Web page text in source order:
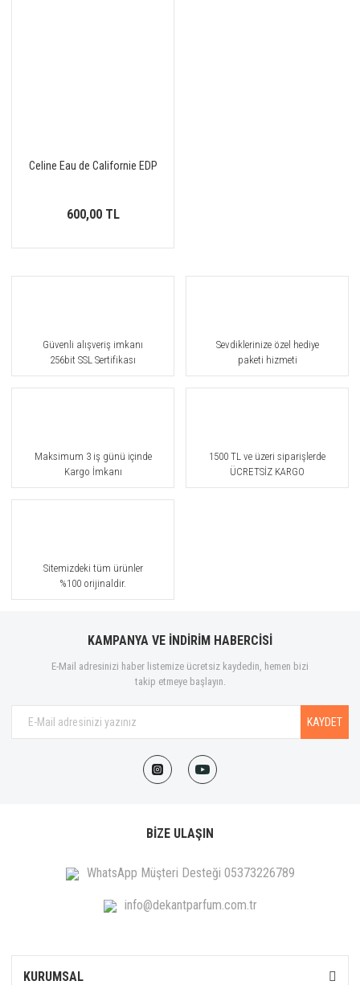
Celine Eau de Californie EDP
600,00 TL
Güvenli alışveriş imkanı
256bit SSL Sertifikası
Sevdiklerinize özel hediye
paketi hizmeti
Maksimum 3 iş günü içinde
Kargo İmkanı
1500 TL ve üzeri siparişlerde
ÜCRETSİZ KARGO
Sitemizdeki tüm ürünler
%100 orijinaldir.
KAMPANYA VE İNDİRİM HABERCİSİ
E-Mail adresinizi haber listemize ücretsiz kaydedin, hemen bizi
takip etmeye başlayın.
KAYDET
BİZE ULAŞIN
WhatsApp Müşteri Desteği 05373226789
info@dekantparfum.com.tr
KURUMSAL